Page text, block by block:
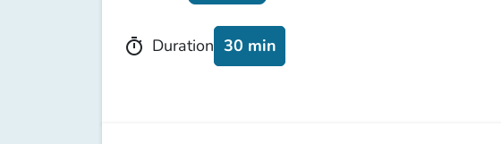
timer Duration 30 min